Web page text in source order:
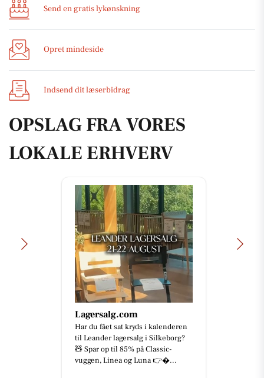
Send en gratis lykønskning
Opret mindeside
Indsend dit læserbidrag
OPSLAG FRA VORES
LOKALE ERHVERV
Lagersalg.com
Har du fået sat kryds i kalenderen
til Leander lagersalg i Silkeborg?
🧸 Spar op til 85% på Classic-
vuggen, Linea og Luna 👉...